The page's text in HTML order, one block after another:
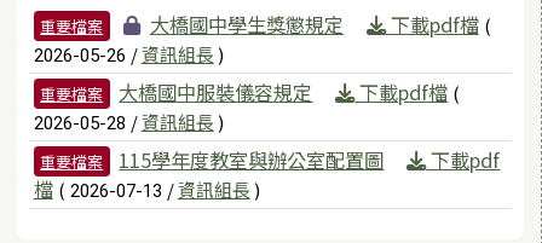
檔案列表
重要檔案 大橋國中學生獎懲規定 下載pdf檔 (
2026-05-26 /資訊組長 )
重要檔案 大橋國中服裝儀容規定 下載pdf檔 (
2026-05-28 /資訊組長 )
重要檔案 115學年度教室與辦公室配置圖
下載pdf
檔 ( 2026-07-13 /資訊組長 )